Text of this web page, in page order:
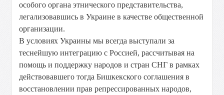
особого органа этнического представительства,
легализовавшись в Украине в качестве общественной
организации.
В условиях Украины мы всегда выступали за
теснейшую интеграцию с Россией, рассчитывая на
помощь и поддержку народов и стран СНГ в рамках
действовавшего тогда Бишкекского соглашения в
восстановлении прав репрессированных народов,